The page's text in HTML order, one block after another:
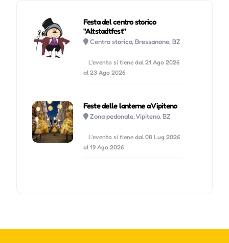
Festa del centro storico
"Altstadtfest"
Centro storico, Bressanone, BZ
L'evento si tiene dal 21 Ago 2026
al 23 Ago 2026
Feste delle lanterne a Vipiteno
Zona pedonale, Vipiteno, BZ
L'evento si tiene dal 08 Lug 2026
al 19 Ago 2026